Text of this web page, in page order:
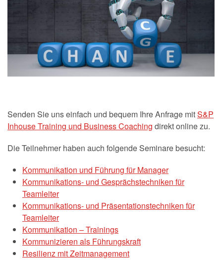
Senden Sie uns einfach und bequem Ihre Anfrage mitS&P
Inhouse Training und Business Coaching direkt online zu.
Die Teilnehmer haben auch folgende Seminare besucht:
Kommunikation und Führung für Manager
Kommunikations- und Gesprächstechniken für
Teamleiter
Kommunikations- und Präsentationstechniken für
Teamleiter
Kommunikation – Trainings
Kommunizieren als Führungskraft
Resilienz mit Zeitmanagement